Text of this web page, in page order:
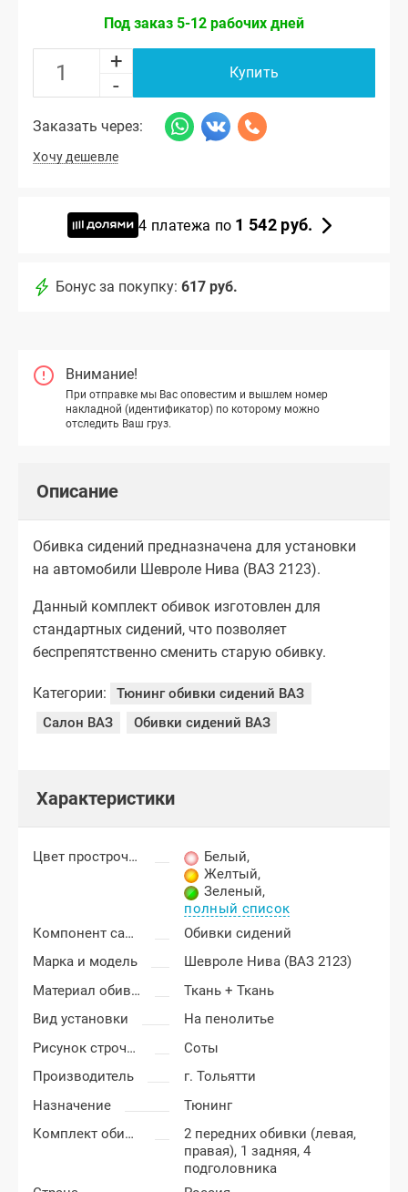
Под заказ 5-12 рабочих дней
+
-
Купить
Заказать через:
Хочу дешевле
4 платежа по 1 542 руб.
Бонус за покупку: 617 руб.
Внимание!
При отправке мы Вас оповестим и вышлем номер
накладной (идентификатор) по которому можно
отследить Ваш груз.
Описание
Обивка сидений предназначена для установки
на автомобили Шевроле Нива (ВАЗ 2123).
Данный комплект обивок изготовлен для
стандартных сидений, что позволяет
беспрепятственно сменить старую обивку.
Категории:
Тюнинг обивки сидений ВАЗ
Салон ВАЗ
Обивки сидений ВАЗ
Характеристики
Цвет прострочки Белый,
Желтый,
Зеленый,
полный список
Компонент салона
Обивки сидений
Марка и модель
Шевроле Нива (ВАЗ 2123)
Материал обивки
Ткань + Ткань
Вид установки
На пенолитье
Рисунок строчки
Соты
Производитель
г. Тольятти
Назначение
Тюнинг
Комплект обивки
2 передних обивки (левая,
правая), 1 задняя, 4
подголовника